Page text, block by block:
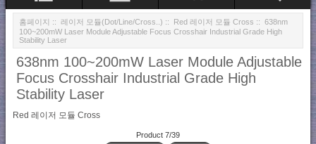
홈페이지 :: 레이저 모듈(Dot/Line/Cross..) :: Red 레이저 모듈 Cross :: 638nm
100~200mW Laser Module Adjustable Focus Crosshair Industrial Grade High
Stability Laser
638nm 100~200mW Laser Module Adjustable
Focus Crosshair Industrial Grade High
Stability Laser
Red 레이저 모듈 Cross
Product 7/39